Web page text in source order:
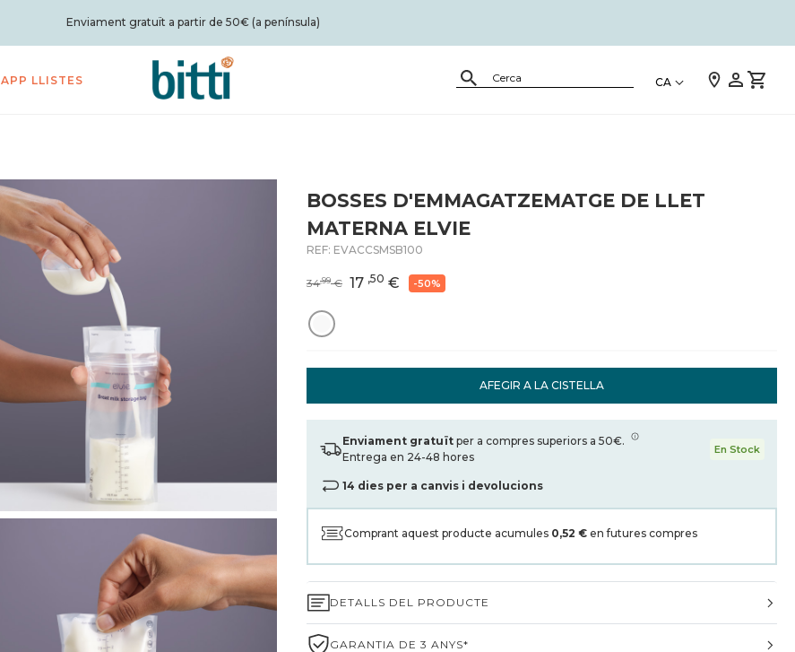
Enviament gratuït a partir de 50€ (a península)
APP LLISTES CA
BOSSES D'EMMAGATZEMATGE DE LLET
MATERNA ELVIE
REF: EVACCSMSB100
34,99€ 17 ,50 € -50%
AFEGIR A LA CISTELLA
Enviament gratuït per a compres superiors a 50€.
Entrega en 24-48 hores
En Stock
14 dies per a canvis i devolucions
Comprant aquest producte acumules 0,52 € en futures compres
DETALLS DEL PRODUCTE
GARANTIA DE 3 ANYS*